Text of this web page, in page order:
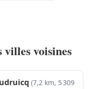
voisines
(7,2 km, 5 309